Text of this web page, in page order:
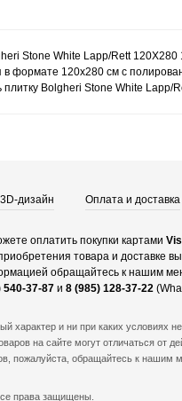
Stone White Lapp/Rett
формате 120x280 см с
плитку Bolgheri Stone White
3D-дизайн Оплата и доставка
оплатить покупки картами
товара и доставке
обращайтесь к нашим
540-37-87 и 8 (985) 128-37-22
характер и ни при каких условиях
на сайте могут отличаться от
пожалуйста, обращайтесь к нашим
права защищены.